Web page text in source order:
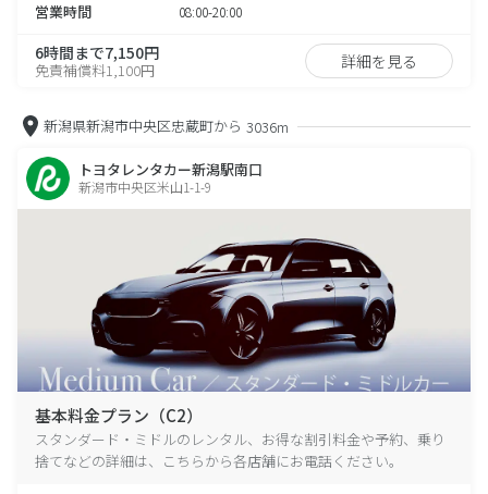
営業時間 08:00-20:00
6時間まで7,150円
免責補償料1,100円 詳細を見る
新潟県新潟市中央区忠蔵町から 3036m
トヨタレンタカー新潟駅南口
新潟市中央区米山1-1-9
基本料金プラン（C2）
スタンダード・ミドルのレンタル、お得な割引料金や予約、乗り
捨てなどの詳細は、こちらから各店舗にお電話ください。